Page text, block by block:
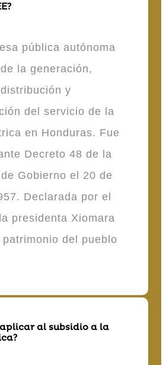
pública autónoma
la generación,
y
del servicio de la
en Honduras. Fue
Decreto 48 de la
Gobierno el 20 de
Declarada por el
presidenta Xiomara
del pueblo
al subsidio a la